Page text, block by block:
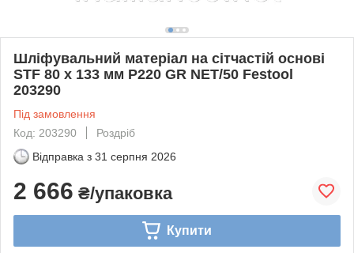
Шліфувальний матеріал на сітчастій основі
STF 80 x 133 мм P220 GR NET/50 Festool
203290
Під замовлення
Код: 203290
Роздріб
Відправка з 31 серпня 2026
2 666 ₴/упаковка
Купити